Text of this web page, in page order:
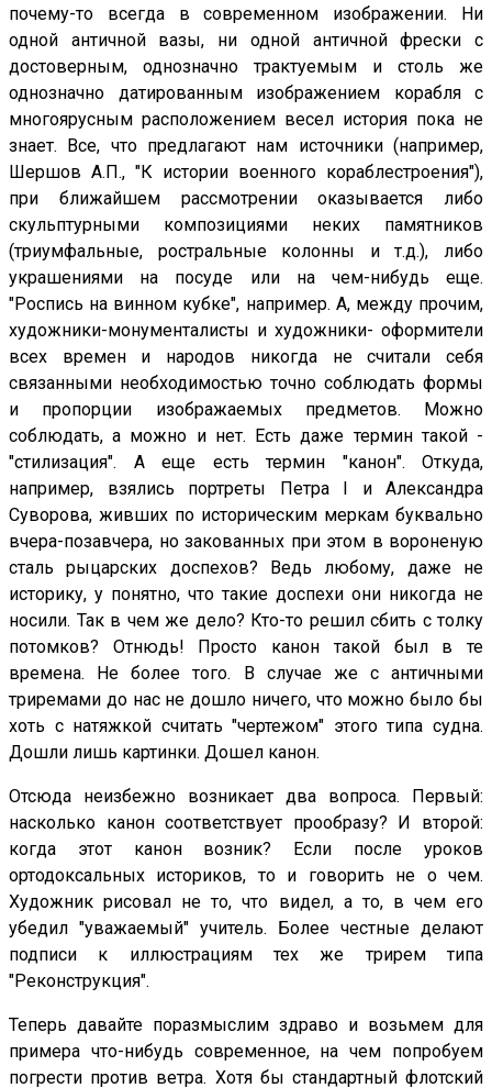
почему-то всегда в современном изображении. Ни
одной античной вазы, ни одной античной фрески с
достоверным, однозначно трактуемым и столь же
однозначно датированным изображением корабля с
многоярусным расположением весел история пока не
знает. Все, что предлагают нам источники (например,
Шершов А.П., "К истории военного кораблестроения"),
при ближайшем рассмотрении оказывается либо
скульптурными композициями неких памятников
(триумфальные, ростральные колонны и т.д.), либо
украшениями на посуде или на чем-нибудь еще.
"Роспись на винном кубке", например. А, между прочим,
художники-монументалисты и художники- оформители
всех времен и народов никогда не считали себя
связанными необходимостью точно соблюдать формы
и пропорции изображаемых предметов. Можно
соблюдать, а можно и нет. Есть даже термин такой -
"стилизация". А еще есть термин "канон". Откуда,
например, взялись портреты Петра I и Александра
Суворова, живших по историческим меркам буквально
вчера-позавчера, но закованных при этом в вороненую
сталь рыцарских доспехов? Ведь любому, даже не
историку, у понятно, что такие доспехи они никогда не
носили. Так в чем же дело? Кто-то решил сбить с толку
потомков? Отнюдь! Просто канон такой был в те
времена. Не более того. В случае же с античными
триремами до нас не дошло ничего, что можно было бы
хоть с натяжкой считать "чертежом" этого типа судна.
Дошли лишь картинки. Дошел канон.
Отсюда неизбежно возникает два вопроса. Первый:
насколько канон соответствует прообразу? И второй:
когда этот канон возник? Если после уроков
ортодоксальных историков, то и говорить не о чем.
Художник рисовал не то, что видел, а то, в чем его
убедил "уважаемый" учитель. Более честные делают
подписи к иллюстрациям тех же трирем типа
"Реконструкция".
Теперь давайте поразмыслим здраво и возьмем для
примера что-нибудь современное, на чем попробуем
погрести против ветра. Хотя бы стандартный флотский